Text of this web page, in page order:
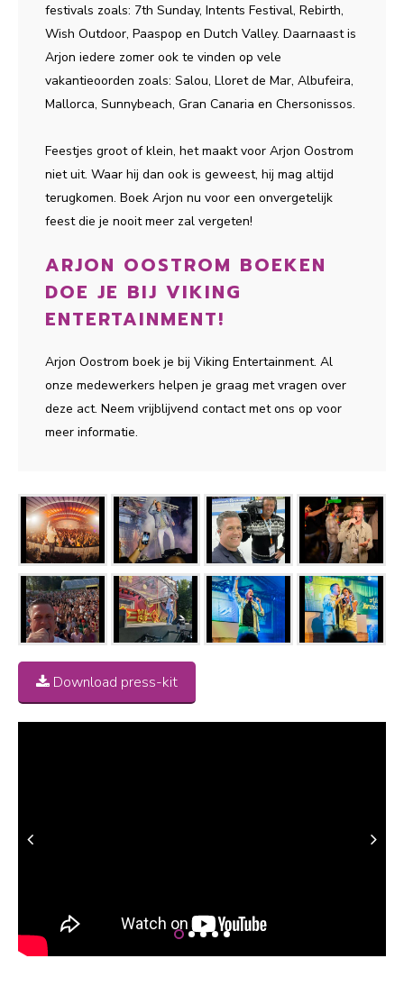
festivals zoals: 7th Sunday, Intents Festival, Rebirth,
Wish Outdoor, Paaspop en Dutch Valley. Daarnaast is
Arjon iedere zomer ook te vinden op vele
vakantieoorden zoals: Salou, Lloret de Mar, Albufeira,
Mallorca, Sunnybeach, Gran Canaria en Chersonissos.
Feestjes groot of klein, het maakt voor Arjon Oostrom
niet uit. Waar hij dan ook is geweest, hij mag altijd
terugkomen. Boek Arjon nu voor een onvergetelijk
feest die je nooit meer zal vergeten!
ARJON OOSTROM BOEKEN
DOE JE BIJ VIKING
ENTERTAINMENT!
Arjon Oostrom boek je bij Viking Entertainment. Al
onze medewerkers helpen je graag met vragen over
deze act. Neem vrijblijvend contact met ons op voor
meer informatie.
Download press-kit